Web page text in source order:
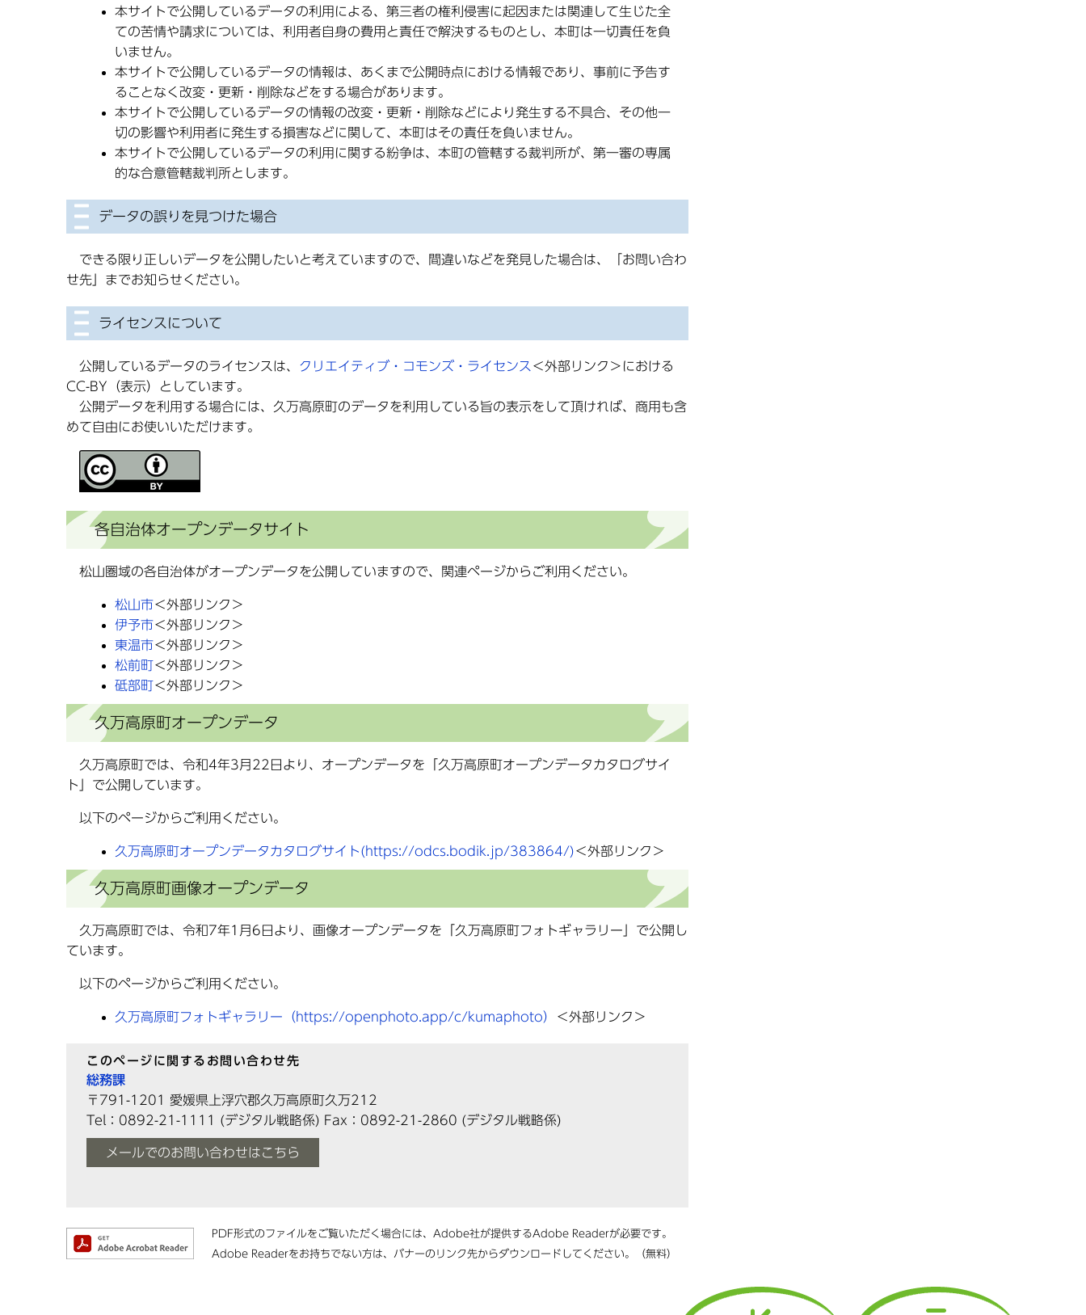
本サイトで公開しているデータの利用による、第三者の権利侵害に起因または関連して生じた全
ての苦情や請求については、利用者自身の費用と責任で解決するものとし、本町は一切責任を負
いません。
本サイトで公開しているデータの情報は、あくまで公開時点における情報であり、事前に予告す
ることなく改変・更新・削除などをする場合があります。
本サイトで公開しているデータの情報の改変・更新・削除などにより発生する不具合、その他一
切の影響や利用者に発生する損害などに関して、本町はその責任を負いません。
本サイトで公開しているデータの利用に関する紛争は、本町の管轄する裁判所が、第一審の専属
的な合意管轄裁判所とします。
データの誤りを見つけた場合
できる限り正しいデータを公開したいと考えていますので、間違いなどを発見した場合は、「お問い合わ
せ先」までお知らせください。
ライセンスについて
公開しているデータのライセンスは、 クリエイティブ・コモンズ・ライセンス ＜外部リンク＞ における
CC-BY（表示）としています。
公開データを利用する場合には、久万高原町のデータを利用している旨の表示をして頂ければ、商用も含
めて自由にお使いいただけます。
各自治体オープンデータサイト
松山圏域の各自治体がオープンデータを公開していますので、関連ページからご利用ください。
松山市＜外部リンク＞
伊予市＜外部リンク＞
東温市＜外部リンク＞
松前町＜外部リンク＞
砥部町＜外部リンク＞
久万高原町オープンデータ
久万高原町では、令和4年3月22日より、オープンデータを「久万高原町オープンデータカタログサイ
ト」で公開しています。
以下のページからご利用ください。
久万高原町オープンデータカタログサイト(https://odcs.bodik.jp/383864/)＜外部リンク＞
久万高原町画像オープンデータ
久万高原町では、令和7年1月6日より、画像オープンデータを「久万高原町フォトギャラリー」で公開し
ています。
以下のページからご利用ください。
久万高原町フォトギャラリー（https://openphoto.app/c/kumaphoto） ＜外部リンク＞
このページに関するお問い合わせ先
総務課
〒791-1201
愛媛県上浮穴郡久万高原町久万212
Tel：0892-21-1111
(デジタル戦略係) Fax：0892-21-2860 (デジタル戦略係)
メールでのお問い合わせはこちら
PDF形式のファイルをご覧いただく場合には、Adobe社が提供するAdobe Readerが必要です。
Adobe Readerをお持ちでない方は、バナーのリンク先からダウンロードしてください。（無料）